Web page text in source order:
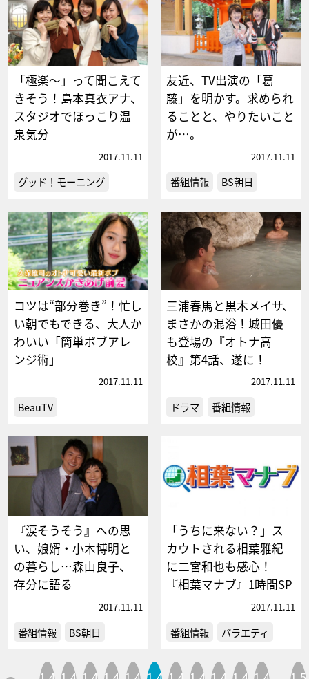
「極楽〜」って聞こえて
きそう！島本真衣アナ、
スタジオでほっこり温
泉気分
2017.11.11
グッド！モーニング
友近、TV出演の「葛
藤」を明かす。求められ
ることと、やりたいこと
が…。
2017.11.11
番組情報 BS朝日
コツは“部分巻き”！忙し
い朝でもできる、大人か
わいい「簡単ボブアレ
ンジ術」
2017.11.11
BeauTV
三浦春馬と黒木メイサ、
まさかの混浴！城田優
も登場の『オトナ高
校』第4話、遂に！
2017.11.11
ドラマ 番組情報
『涙そうそう』への思
い、娘婿・小木博明と
の暮らし…森山良子、
存分に語る
2017.11.11
番組情報 BS朝日
「うちに来ない？」ス
カウトされる相葉雅紀
に二宮和也も感心！
『相葉マナブ』1時間SP
2017.11.11
番組情報 バラエティ